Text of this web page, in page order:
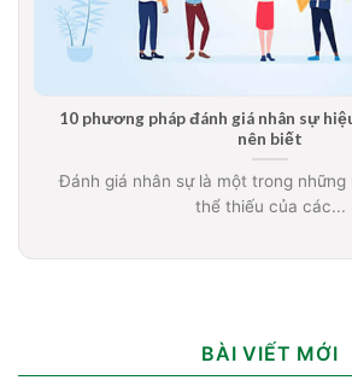
10 phương pháp đánh giá nhân sự
nên biết
Đánh giá nhân sự là một trong những
thể thiếu của các...
BÀI VIẾT MỚI